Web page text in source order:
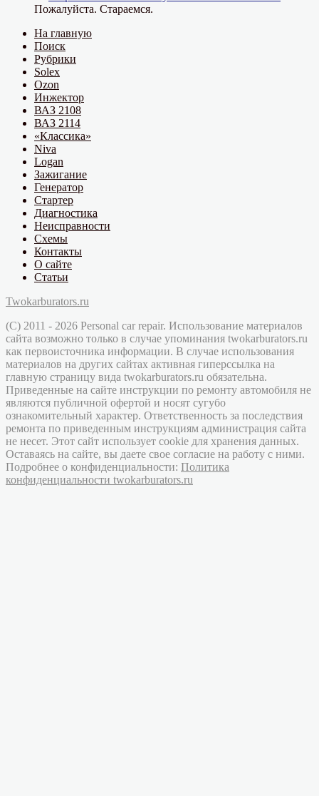
Пожалуйста. Стараемся.
На главную
Поиск
Рубрики
Solex
Ozon
Инжектор
ВАЗ 2108
ВАЗ 2114
«Классика»
Niva
Logan
Зажигание
Генератор
Стартер
Диагностика
Неисправности
Схемы
Контакты
О сайте
Статьи
Twokarburators.ru
(C) 2011 - 2026 Personal car repair. Использование материалов
сайта возможно только в случае упоминания twokarburators.ru
как первоисточника информации. В случае использования
материалов на других сайтах активная гиперссылка на
главную страницу вида twokarburators.ru обязательна.
Приведенные на сайте инструкции по ремонту автомобиля не
являются публичной офертой и носят сугубо
ознакомительный характер. Ответственность за последствия
ремонта по приведенным инструкциям администрация сайта
не несет. Этот сайт использует cookie для хранения данных.
Оставаясь на сайте, вы даете свое согласие на работу с ними.
Подробнее о конфиденциальности: Политика
конфиденциальности twokarburators.ru